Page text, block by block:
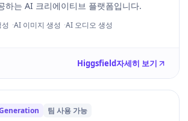
하는 AI 크리에이티브 플랫폼입니다.
AI 이미지 생성 AI 오디오 생성
Higgsfield자세히 보기
팀 사용 가능